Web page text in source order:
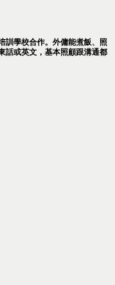
訓學校合作。外傭能煮飯、照
話或英文，基本照顧跟溝通都